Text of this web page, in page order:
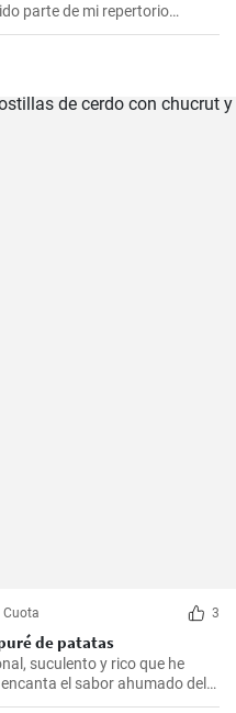
parte de mi repertorio
de frio para endulzar el
falla en las reuniones
Cuota 3
de patatas
suculento y rico que he
el sabor ahumado del
y el cremoso puré de